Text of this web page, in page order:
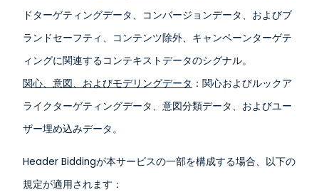
ドターゲティングデータ、コンバージョンデータ、およびブ
ランドセーフティ、コンテンツ除外、キャンペーンターゲテ
ィングに関連するコンテキストデータのシグナル。
関心、意図、およびモデリングデータ ：関心およびルックア
ライクターゲティングデータ、意図分類データ、およびユー
ザー埋め込みデータ。
Header Biddingが本サービスの一部を構成する場合、以下の
規定が適用されます：